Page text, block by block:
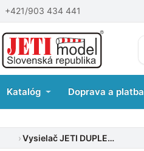
+421/903 434 441
Katalóg Doprava a platba
Vysielač JETI DUPLEX DS-16 II Carbon Line – červený lakovaný